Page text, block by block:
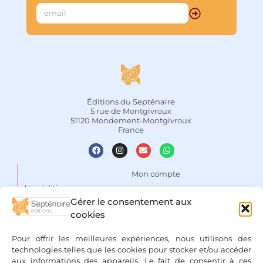
Gérer le consentement aux
cookies
Pour offrir les meilleures expériences, nous utilisons des
technologies telles que les cookies pour stocker et/ou accéder
aux informations des appareils. Le fait de consentir à ces
Éditions du Septénaire
5 rue de Montgivroux
51120 Mondement-Montgivroux
France
Nos éditions
Auteurs
Espace libraires
Mon compte
Conditions Générales de
Vente